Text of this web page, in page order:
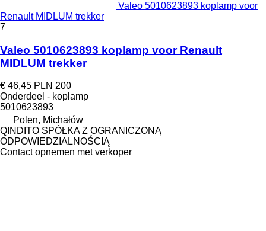
Valeo 5010623893 koplamp voor
Renault MIDLUM trekker
7
Valeo 5010623893 koplamp voor Renault
MIDLUM trekker
€ 46,45 PLN 200
Onderdeel - koplamp
5010623893
Polen, Michałów
QINDITO SPÓŁKA Z OGRANICZONĄ
ODPOWIEDZIALNOŚCIĄ
Contact opnemen met verkoper